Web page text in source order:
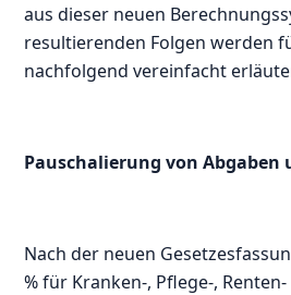
aus dieser neuen
resultierenden Folgen werden
nachfolgend vereinfacht
Pauschalierung von Abgaben
Nach der neuen
% für Kranken-, Pflege-,